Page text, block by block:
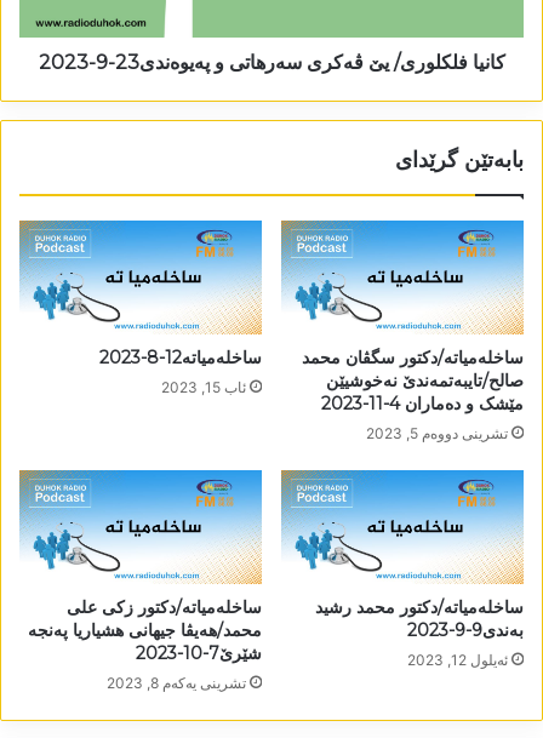
کانیا فلکلوری/ یێ ڤەکری سەرھاتی و پەیوەندی23-9-2023
بابەتێن گرێدای
ساخلەمیاتە/دکتور سگڤان محمد
صالح/تایبەتمەندێ نەخوشیێن
مێشک و دەماران 4-11-2023
تشرینی دووه‌م 5, 2023
ساخلەمیاتە12-8-2023
ئاب 15, 2023
ساخلەمیاتە/دکتور محمد رشید
بەندی9-9-2023
ئه‌یلول 12, 2023
ساخلەمیاتە/دکتور زکی علی
محمد/ھەیڤا جیھانی ھشیاریا پەنجە
شێرێ7-10-2023
تشرینی یه‌كه‌م 8, 2023